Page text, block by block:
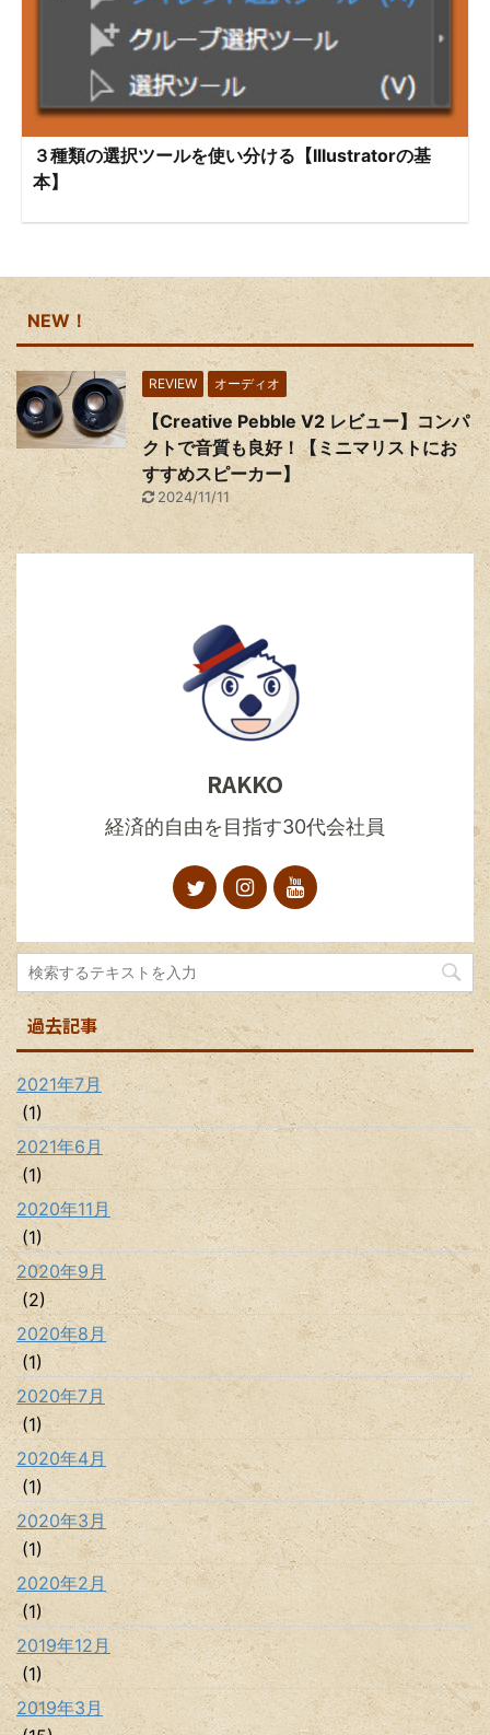
３種類の選択ツールを使い分ける【Illustratorの基
本】
NEW！
REVIEW オーディオ
【Creative Pebble V2 レビュー】コンパ
クトで音質も良好！【ミニマリストにお
すすめスピーカー】
2024/11/11
RAKKO
経済的自由を目指す30代会社員
過去記事
2021年7月
(1)
2021年6月
(1)
2020年11月
(1)
2020年9月
(2)
2020年8月
(1)
2020年7月
(1)
2020年4月
(1)
2020年3月
(1)
2020年2月
(1)
2019年12月
(1)
2019年3月